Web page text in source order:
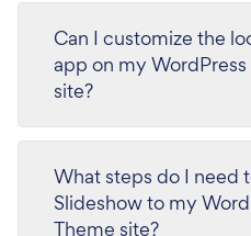
Can I customize the
app on my
site?
What steps do I need
Slideshow to my
Theme site?